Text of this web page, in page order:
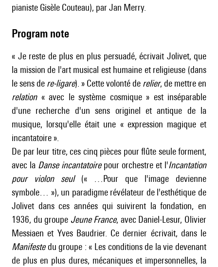
pianiste Gisèle Couteau), par Jan Merry.
Program note
« Je reste de plus en plus persuadé, écrivait Jolivet, que
la mission de l'art musical est humaine et religieuse (dans
le sens de re-ligare). » Cette volonté de relier, de mettre en
relation« avec le système cosmique » est inséparable
d'une recherche d'un sens originel et antique de la
musique, lorsqu'elle était une « expression magique et
incantatoire ».
De par leur titre, ces cinq pièces pour flûte seule forment,
avec la Danse incantatoirepour orchestre et l'Incantation
pour violon seul(« …Pour que l'image devienne
symbole… »), un paradigme révélateur de l'esthétique de
Jolivet dans ces années qui suivirent la fondation, en
1936, du groupe Jeune France, avec Daniel-Lesur, Olivier
Messiaen et Yves Baudrier. Ce dernier écrivait, dans le
Manifestedu groupe : « Les conditions de la vie devenant
de plus en plus dures, mécaniques et impersonnelles, la